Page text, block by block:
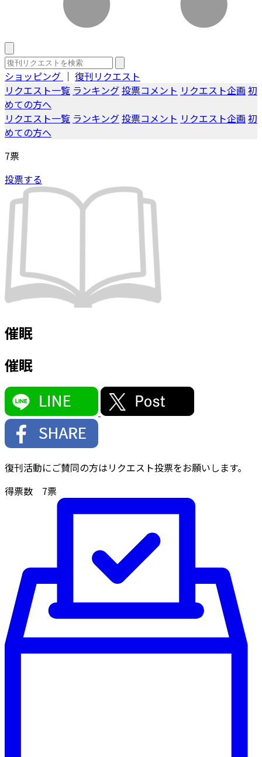
ショッピング ｜ 復刊リクエスト
リクエスト一覧 ランキング投票コメント リクエスト企画 初
めての方へ
リクエスト一覧 ランキング投票コメント リクエスト企画 初
めての方へ
7票
投票する
催眠
催眠
復刊活動にご賛同の方はリクエスト投票をお願いします。
得票数 7票